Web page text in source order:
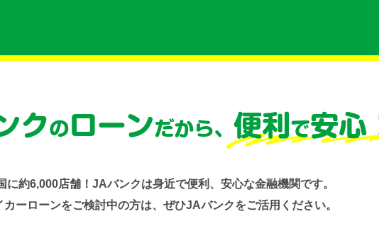
に約6,000店舗！JAバンクは身近で便利、安心な金融機関です。
カーローンをご検討中の方は、ぜひJAバンクをご活用ください。